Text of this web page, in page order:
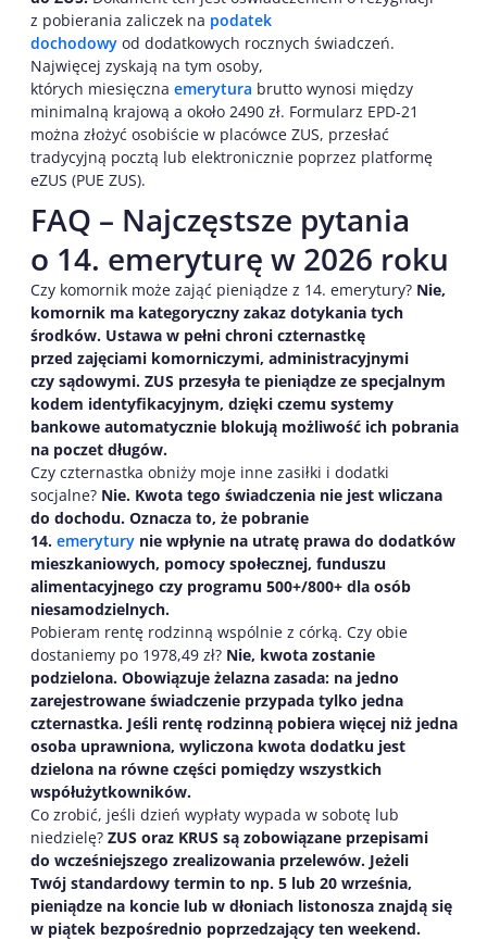
z pobierania zaliczek na podatek
dochodowy od dodatkowych rocznych świadczeń.
Najwięcej zyskają na tym osoby,
których miesięczna emerytura brutto wynosi między
minimalną krajową a około 2490 zł. Formularz EPD-21
można złożyć osobiście w placówce ZUS, przesłać
tradycyjną pocztą lub elektronicznie poprzez platformę
eZUS (PUE ZUS).
FAQ – Najczęstsze pytania
o 14. emeryturę w 2026 roku
Czy komornik może zająć pieniądze z 14. emerytury? Nie,
komornik ma kategoryczny zakaz dotykania tych
środków. Ustawa w pełni chroni czternastkę
przed zajęciami komorniczymi, administracyjnymi
czy sądowymi. ZUS przesyła te pieniądze ze specjalnym
kodem identyfikacyjnym, dzięki czemu systemy
bankowe automatycznie blokują możliwość ich pobrania
na poczet długów.
Czy czternastka obniży moje inne zasiłki i dodatki
socjalne? Nie. Kwota tego świadczenia nie jest wliczana
do dochodu. Oznacza to, że pobranie
14. emerytury nie wpłynie na utratę prawa do dodatków
mieszkaniowych, pomocy społecznej, funduszu
alimentacyjnego czy programu 500+/800+ dla osób
niesamodzielnych.
Pobieram rentę rodzinną wspólnie z córką. Czy obie
dostaniemy po 1978,49 zł? Nie, kwota zostanie
podzielona. Obowiązuje żelazna zasada: na jedno
zarejestrowane świadczenie przypada tylko jedna
czternastka. Jeśli rentę rodzinną pobiera więcej niż jedna
osoba uprawniona, wyliczona kwota dodatku jest
dzielona na równe części pomiędzy wszystkich
współużytkowników.
Co zrobić, jeśli dzień wypłaty wypada w sobotę lub
niedzielę? ZUS oraz KRUS są zobowiązane przepisami
do wcześniejszego zrealizowania przelewów. Jeżeli
Twój standardowy termin to np. 5 lub 20 września,
pieniądze na koncie lub w dłoniach listonosza znajdą się
w piątek bezpośrednio poprzedzający ten weekend.